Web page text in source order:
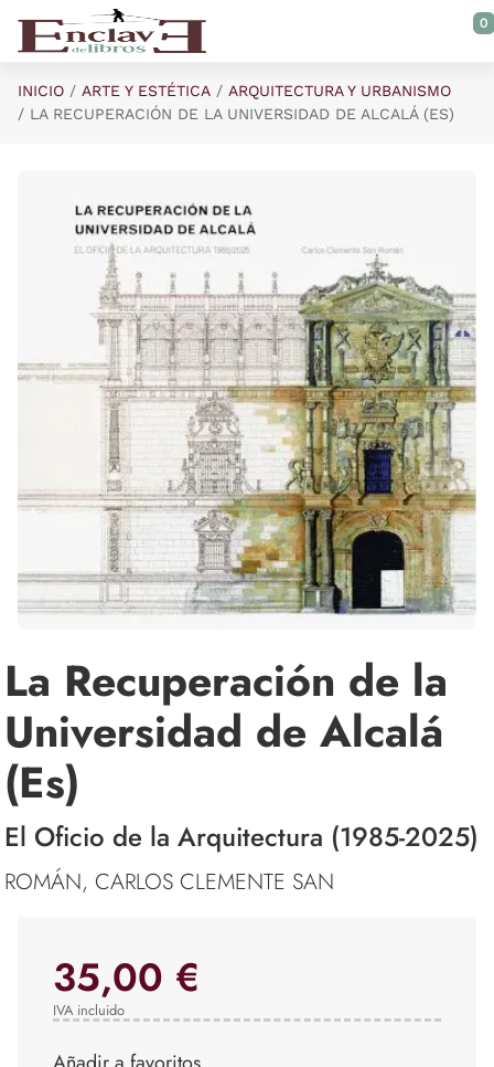
Saltar al contenido principal
0
INICIO ARTE Y ESTÉTICA
ARQUITECTURA Y URBANISMO
LA RECUPERACIÓN DE LA UNIVERSIDAD DE ALCALÁ (ES)
La Recuperación de la
Universidad de Alcalá
(Es)
El Oficio de la Arquitectura (1985-2025)
ROMÁN, CARLOS CLEMENTE SAN
35,00 €
IVA incluido